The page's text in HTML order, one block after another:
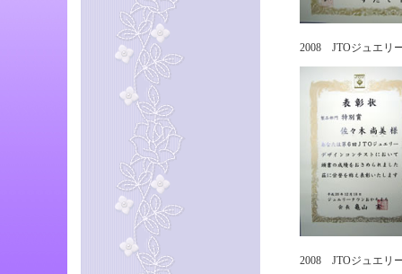
2008 JTOジュエリー
2008 JTOジュエリ